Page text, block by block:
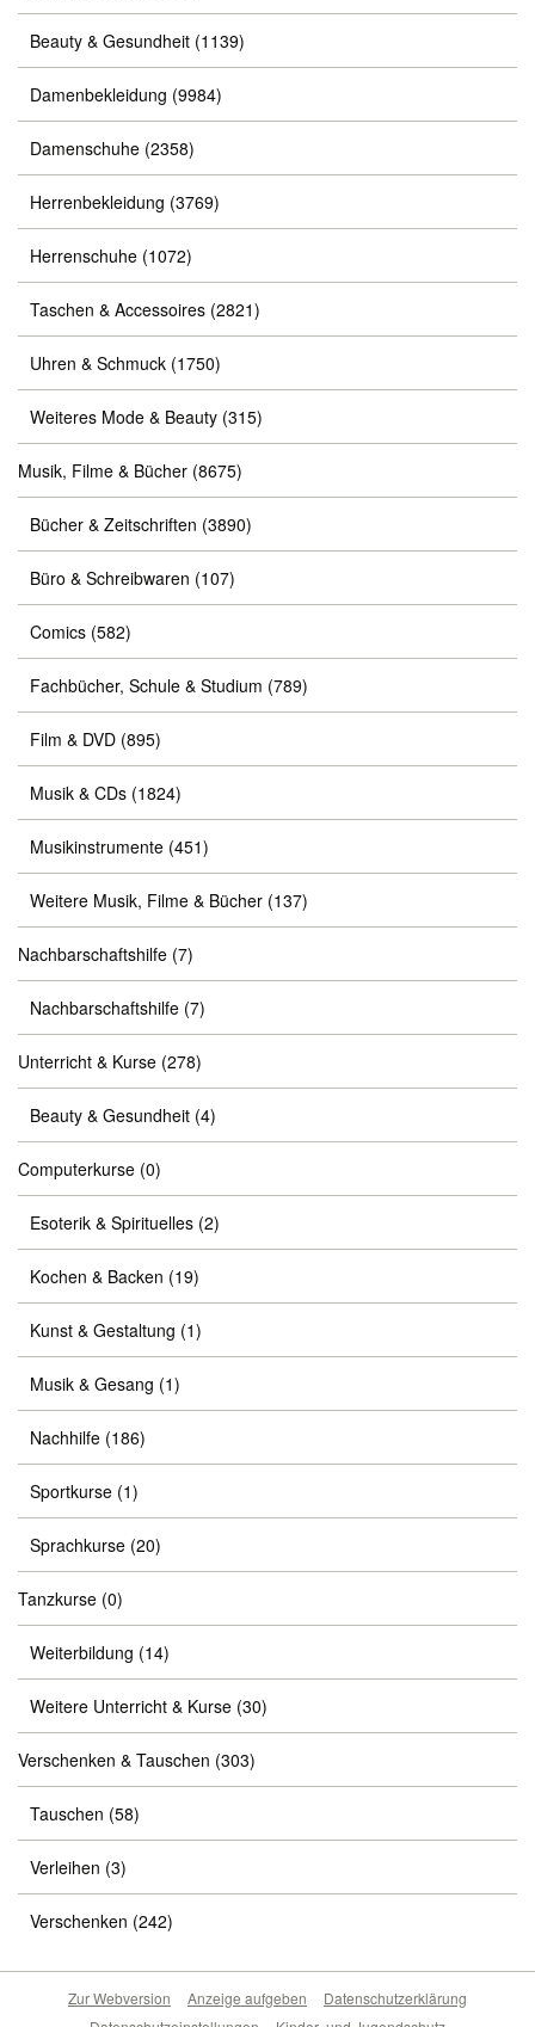
Beauty & Gesundheit (1139)
Damenbekleidung (9984)
Damenschuhe (2358)
Herrenbekleidung (3769)
Herrenschuhe (1072)
Taschen & Accessoires (2821)
Uhren & Schmuck (1750)
Weiteres Mode & Beauty (315)
Musik, Filme & Bücher (8675)
Bücher & Zeitschriften (3890)
Büro & Schreibwaren (107)
Comics (582)
Fachbücher, Schule & Studium (789)
Film & DVD (895)
Musik & CDs (1824)
Musikinstrumente (451)
Weitere Musik, Filme & Bücher (137)
Nachbarschaftshilfe (7)
Nachbarschaftshilfe (7)
Unterricht & Kurse (278)
Beauty & Gesundheit (4)
Computerkurse (0)
Esoterik & Spirituelles (2)
Kochen & Backen (19)
Kunst & Gestaltung (1)
Musik & Gesang (1)
Nachhilfe (186)
Sportkurse (1)
Sprachkurse (20)
Tanzkurse (0)
Weiterbildung (14)
Weitere Unterricht & Kurse (30)
Verschenken & Tauschen (303)
Tauschen (58)
Verleihen (3)
Verschenken (242)
Zur Webversion Anzeige aufgeben
Datenschutzerklärung